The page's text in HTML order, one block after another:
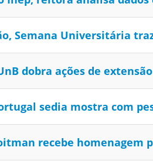
Semana Universitária
dobra ações de extensão
sedia mostra com
recebe homenagem